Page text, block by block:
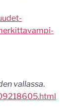
vallassa.